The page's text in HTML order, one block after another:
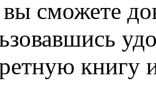
сможете
книгу